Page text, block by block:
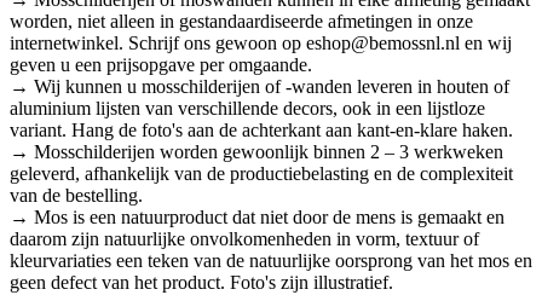
worden, niet alleen in gestandaardiseerde afmetingen in onze
internetwinkel. Schrijf ons gewoon op eshop@bemossnl.nl en wij
geven u een prijsopgave per omgaande.
→ Wij kunnen u mosschilderijen of -wanden leveren in houten of
aluminium lijsten van verschillende decors, ook in een lijstloze
variant. Hang de foto's aan de achterkant aan kant-en-klare haken.
→ Mosschilderijen worden gewoonlijk binnen 2 – 3 werkweken
geleverd, afhankelijk van de productiebelasting en de complexiteit
van de bestelling.
→ Mos is een natuurproduct dat niet door de mens is gemaakt en
daarom zijn natuurlijke onvolkomenheden in vorm, textuur of
kleurvariaties een teken van de natuurlijke oorsprong van het mos en
geen defect van het product. Foto's zijn illustratief.